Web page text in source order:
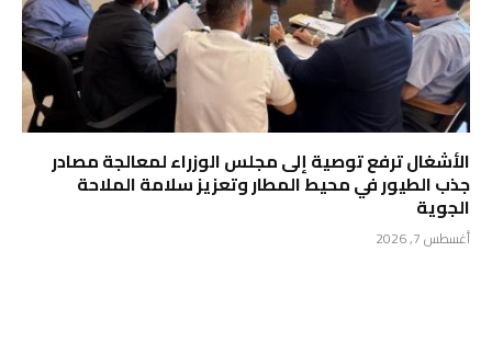
الأشغال ترفع توصية إلى مجلس الوزراء لمعالجة مصادر
جذب الطيور في محيط المطار وتعزيز سلامة الملاحة
الجوية
أغسطس 7, 2026